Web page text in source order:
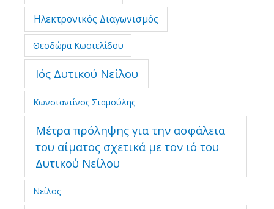
Ηλεκτρονικός Διαγωνισμός
Θεοδώρα Κωστελίδου
Ιός Δυτικού Νείλου
Κωνσταντίνος Σταμούλης
Μέτρα πρόληψης για την ασφάλεια
του αίματος σχετικά με τον ιό του
Δυτικού Νείλου
Νείλος